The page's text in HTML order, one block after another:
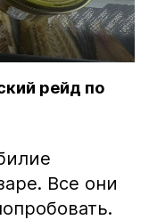
рейд по
Все они